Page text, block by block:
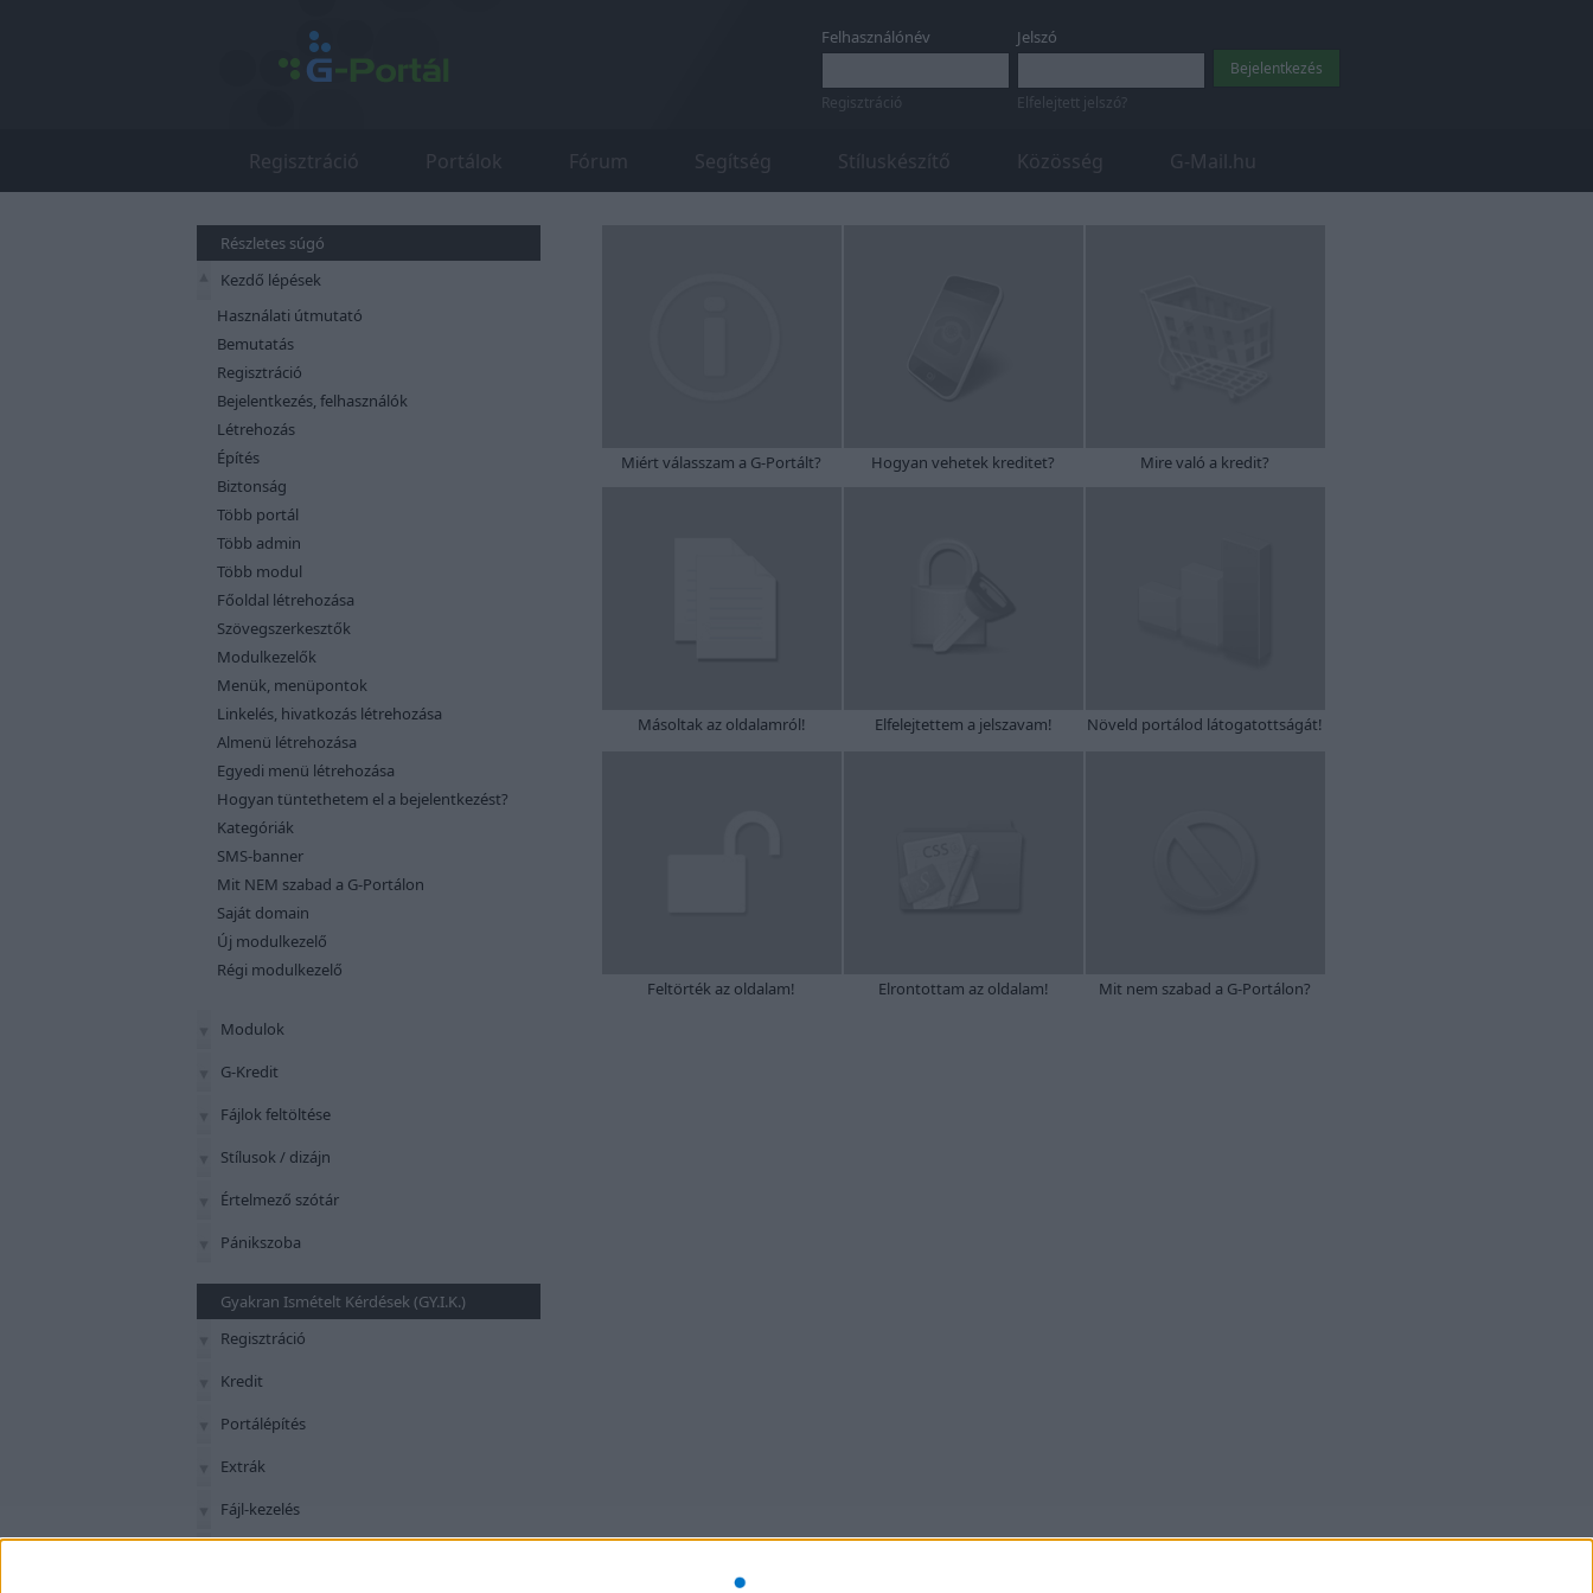
Felhasználónév
Regisztráció
Jelszó
Elfelejtett jelszó?
Regisztráció Portálok Fórum Segítség Stíluskészítő Közösség G-Mail.hu
Részletes súgó
Kezdő lépések
Használati útmutató
Bemutatás
Regisztráció
Bejelentkezés, felhasználók
Létrehozás
Építés
Biztonság
Több portál
Több admin
Több modul
Főoldal létrehozása
Szövegszerkesztők
Modulkezelők
Menük, menüpontok
Linkelés, hivatkozás létrehozása
Almenü létrehozása
Egyedi menü létrehozása
Hogyan tüntethetem el a bejelentkezést?
Kategóriák
SMS-banner
Mit NEM szabad a G-Portálon
Saját domain
Új modulkezelő
Régi modulkezelő
Modulok
G-Kredit
Fájlok feltöltése
Stílusok / dizájn
Értelmező szótár
Pánikszoba
Gyakran Ismételt Kérdések (GY.I.K.)
Regisztráció
Kredit
Portálépítés
Extrák
Fájl-kezelés
Miért válasszam a G-Portált? Hogyan vehetek kreditet? Mire való a kredit?
Másoltak az oldalamról! Elfelejtettem a jelszavam! Növeld portálod látogatottságát!
Feltörték az oldalam! Elrontottam az oldalam! Mit nem szabad a G-Portálon?